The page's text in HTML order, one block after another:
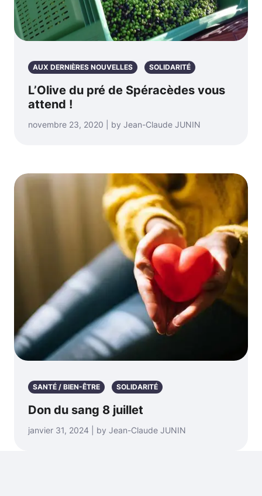
AUX DERNIÈRES NOUVELLES SOLIDARITÉ
L’Olive du pré de Spéracèdes vous
attend !
novembre 23, 2020 | by Jean-Claude JUNIN
SANTÉ / BIEN-ÊTRE SOLIDARITÉ
Don du sang 8 juillet
janvier 31, 2024 | by Jean-Claude JUNIN